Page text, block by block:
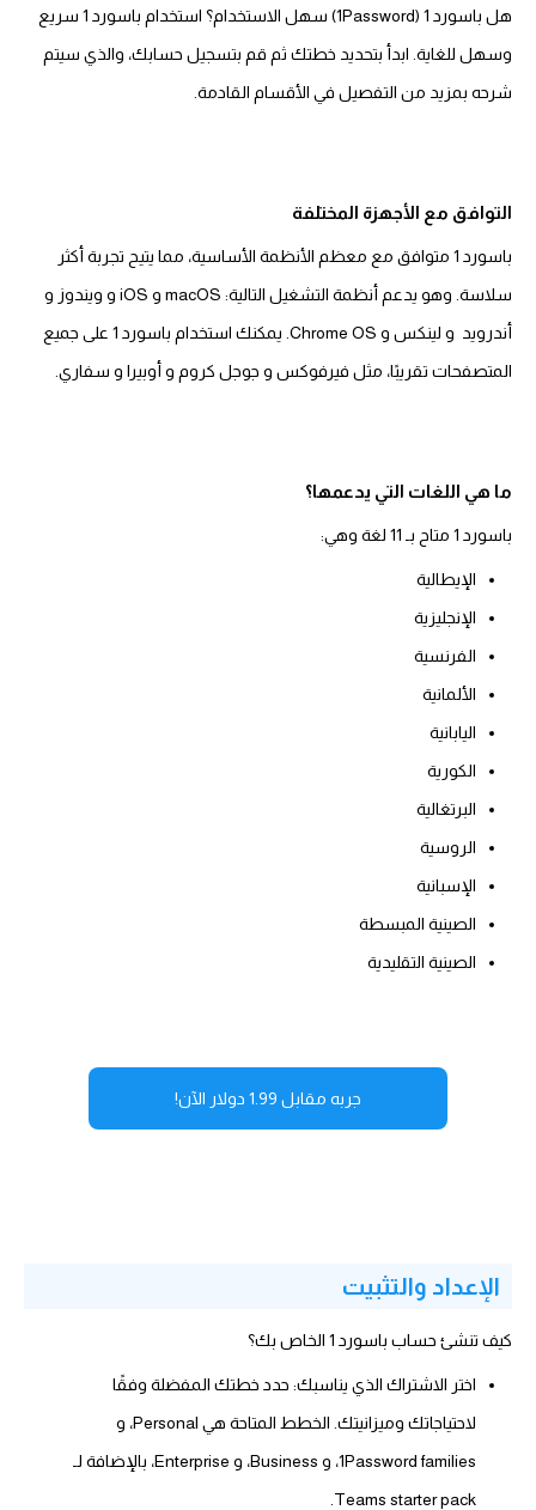
هل باسورد 1 (1Password) سهل الاستخدام؟ استخدام باسورد 1 سريع
وسهل للغاية. ابدأ بتحديد خطتك ثم قم بتسجيل حسابك، والذي سيتم
شرحه بمزيد من التفصيل في الأقسام القادمة.
التوافق مع الأجهزة المختلفة
باسورد 1 متوافق مع معظم الأنظمة الأساسية، مما يتيح تجربة أكثر
سلاسة. وهو يدعم أنظمة التشغيل التالية: macOS و iOS و ويندوز و
أندرويد و لينكس و Chrome OS. يمكنك استخدام باسورد 1 على جميع
المتصفحات تقريبًا، مثل فيرفوكس و جوجل كروم و أوبيرا و سفاري.
ما هي اللغات التي يدعمها؟
باسورد 1 متاح بـ 11 لغة وهي:
الإيطالية
الإنجليزية
الفرنسية
الألمانية
اليابانية
الكورية
البرتغالية
الروسية
الإسبانية
الصينية المبسطة
الصينية التقليدية
جربه مقابل 1.99 دولار الآن!
الإعداد والتثبيت
كيف تنشئ حساب باسورد 1 الخاص بك؟
اختر الاشتراك الذي يناسبك: حدد خطتك المفضلة وفقًا
لاحتياجاتك وميزانيتك. الخطط المتاحة هي Personal، و
1Password families، و Business، و Enterprise، بالإضافة لـ
Teams starter pack.